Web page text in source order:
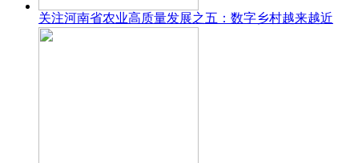
关注河南省农业高质量发展之五：数字乡村越来越近